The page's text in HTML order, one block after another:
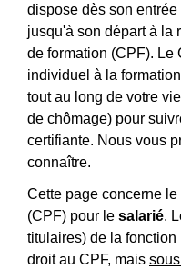
dispose dès son
jusqu'à son départ à la
de formation (CPF). Le
individuel à la
tout au long de votre
de chômage) pour
certifiante. Nous vous
connaître.
Cette page concerne
(CPF) pour le salarié.
titulaires) de la
droit au CPF, mais